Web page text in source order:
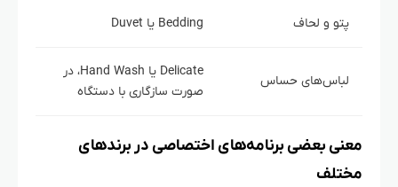
پتو و لحاف Bedding یا Duvet
لباس‌های حساس
Delicate یا Hand Wash، در
صورت سازگاری با دستگاه
معنی بعضی برنامه‌های اختصاصی در برندهای
مختلف